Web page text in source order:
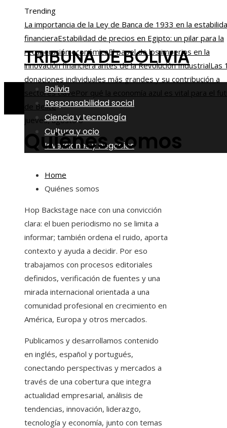
Trending
La importancia de la Ley de Banca de 1933 en la
financieraEstabilidad de precios en Egipto: un pilar para la
recuperación económicaEl papel de los imperios en la
innovación financiera antes de la Revolución IndustrialLas
donaciones individuales más grandes y su contribución a
sectores clavePor qué la economía azul es vital para el
de Belice
jueves, agosto 6
TRIBUNA DE BOLIVIA
Bolivia
Responsabilidad social
Ciencia y tecnología
Cultura y ocio
Inversiones y negocios
Quiénes somos
Home
Quiénes somos
Hop Backstage nace con una convicción
clara: el buen periodismo no se limita a
informar; también ordena el ruido, aporta
contexto y ayuda a decidir. Por eso
trabajamos con procesos editoriales
definidos, verificación de fuentes y una
mirada internacional orientada a una
comunidad profesional en crecimiento en
América, Europa y otros mercados.
Publicamos y desarrollamos contenido
en inglés, español y portugués,
conectando perspectivas y mercados a
través de una cobertura que integra
actualidad empresarial, análisis de
tendencias, innovación, liderazgo,
tecnología y economía, junto con temas